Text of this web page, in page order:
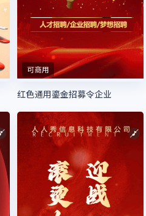
可商用
红色通用鎏金招募令企业